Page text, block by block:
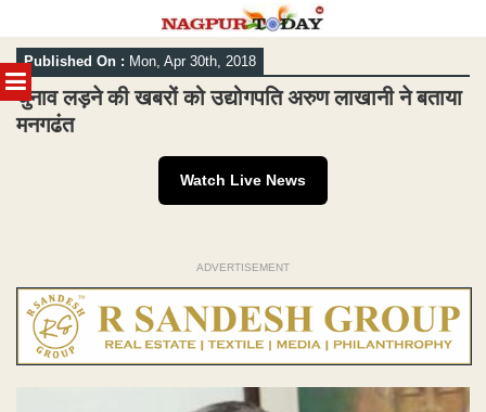
MENU
Skip
to
content
Published On : Mon, Apr 30th, 2018
चुनाव लड़ने की खबरों को उद्योगपति अरुण लाखानी ने बताया
मनगढंत
Watch Live News
ADVERTISEMENT